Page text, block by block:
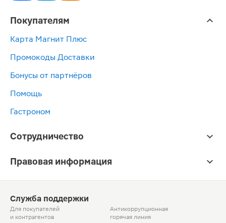
Покупателям
Карта Магнит Плюс
Промокоды Доставки
Бонусы от партнёров
Помощь
Гастроном
Сотрудничество
Правовая информация
Служба поддержки
Для покупателей
и контрагентов
Антикоррупционная
горячая линия